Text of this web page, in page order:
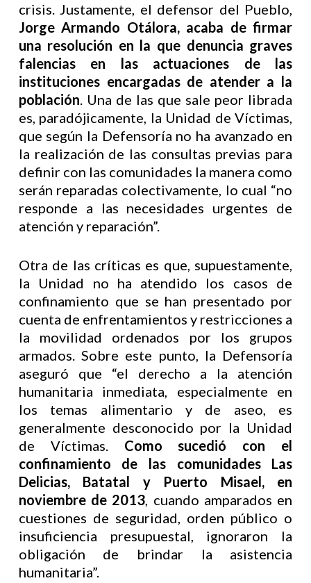
crisis. Justamente, el defensor del Pueblo,
Jorge Armando Otálora, acaba de firmar
una resolución en la que denuncia graves
falencias en las actuaciones de las
instituciones encargadas de atender a la
población. Una de las que sale peor librada
es, paradójicamente, la Unidad de Víctimas,
que según la Defensoría no ha avanzado en
la realización de las consultas previas para
definir con las comunidades la manera como
serán reparadas colectivamente, lo cual “no
responde a las necesidades urgentes de
atención y reparación”.
Otra de las críticas es que, supuestamente,
la Unidad no ha atendido los casos de
confinamiento que se han presentado por
cuenta de enfrentamientos y restricciones a
la movilidad ordenados por los grupos
armados. Sobre este punto, la Defensoría
aseguró que “el derecho a la atención
humanitaria inmediata, especialmente en
los temas alimentario y de aseo, es
generalmente desconocido por la Unidad
de Víctimas. Como sucedió con el
confinamiento de las comunidades Las
Delicias, Batatal y Puerto Misael, en
noviembre de 2013, cuando amparados en
cuestiones de seguridad, orden público o
insuficiencia presupuestal, ignoraron la
obligación de brindar la asistencia
humanitaria”.